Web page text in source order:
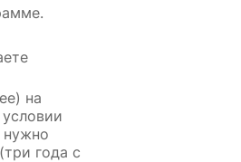
на
нужно
года с